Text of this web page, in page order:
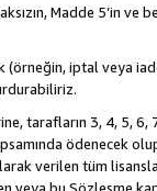
Madde 5’in
iptal veya
tarafların 3, 4, 5,
ödenecek
verilen tüm
veya bu Sözleşme